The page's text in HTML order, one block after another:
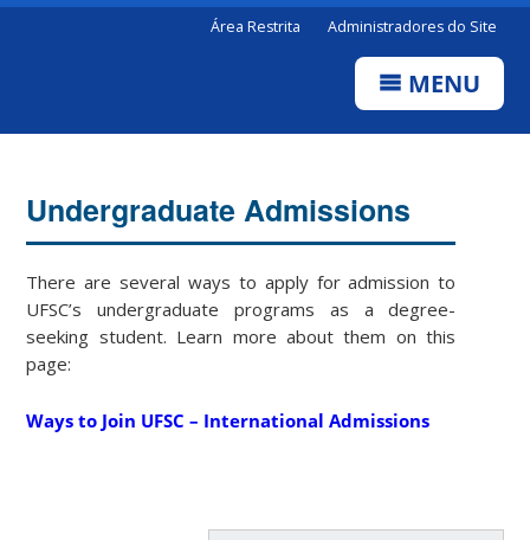
Área Restrita Administradores do Site
MENU
Undergraduate Admissions
There are several ways to apply for admission to
UFSC’s undergraduate programs as a degree-
seeking student. Learn more about them on this
page:
Ways to Join UFSC – International Admissions